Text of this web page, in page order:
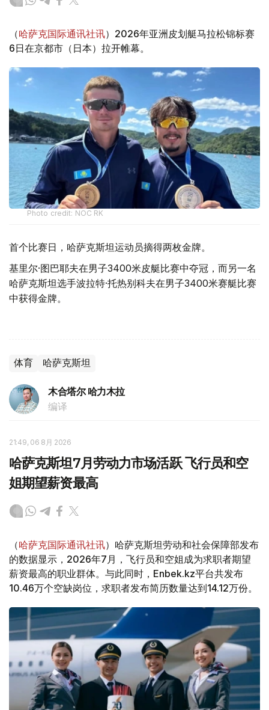
（哈萨克国际通讯社讯）2026年亚洲皮划艇马拉松锦标赛
6日在京都市（日本）拉开帷幕。
Photo credit: NOC RK
首个比赛日，哈萨克斯坦运动员摘得两枚金牌。
基里尔·图巴耶夫在男子3400米皮艇比赛中夺冠，而另一名
哈萨克斯坦选手波拉特·托热别科夫在男子3400米赛艇比赛
中获得金牌。
体育 哈萨克斯坦
木合塔尔 哈力木拉
编译
21:49, 06 8月 2026
哈萨克斯坦7月劳动力市场活跃 飞行员和空
姐期望薪资最高
（哈萨克国际通讯社讯）哈萨克斯坦劳动和社会保障部发布
的数据显示，2026年7月，飞行员和空姐成为求职者期望
薪资最高的职业群体。与此同时，Enbek.kz平台共发布
10.46万个空缺岗位，求职者发布简历数量达到14.12万份。